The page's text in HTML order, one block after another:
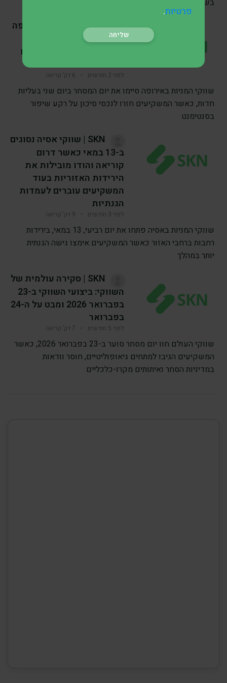
בשוקי המניות, ההתלהבות סביב
SKN | השווקים באירופה
זינקו בחדות כאשר
האופטימיות חזרה למדדים
המרכזיים
לפני 2 חודשים • 6 דק’ קריאה
שווקי המניות באירופה סיימו את יום המסחר ביום שני בעליות
חדות, כאשר המשקיעים חזרו לנכסי סיכון על רקע שיפור
בסנטימנט
SKN | שווקי אסיה נסוגים
ב-13 במאי כאשר דרום
קוריאה והודו מובילות את
הירידות האזוריות בעוד
המשקיעים עוברים לעמדות
הגנתיות
לפני 3 חודשים • 9 דק’ קריאה
שווקי המניות באסיה פתחו את יום רביעי, 13 במאי, בירידות
רחבות ברחבי האזור כאשר המשקיעים אימצו גישה הגנתית
יותר במהלך
SKN | סקירה עולמית של
השווקי: ביצועי השווקי ב-23
בפברואר 2026 ומבט על ה-24
בפברואר
לפני 5 חודשים • 7 דק’ קריאה
שווקי העולם חוו יום מסחר סוער ב-23 בפברואר 2026, כאשר
המשקיעים הגיבו למתחים גיאופוליטיים, חוסר וודאות
במדיניות הסחר ואיתותים מקרו-כלכליים
פרטיות.